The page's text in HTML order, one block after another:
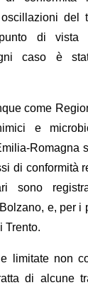
del
di vista
caso è
come
e
Romagna
di conformità
sono
e, per i
Trento.
limitate non
di alcune